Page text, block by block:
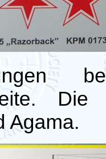
Agama.